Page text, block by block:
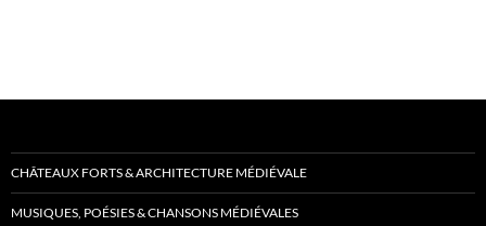
CHÂTEAUX FORTS & ARCHITECTURE MÉDIÉVALE
MUSIQUES, POÉSIES & CHANSONS MÉDIÉVALES